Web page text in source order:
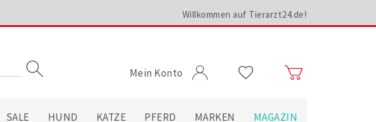
Willkommen auf Tierarzt24.de!
Mein Konto
SALE HUND KATZE PFERD MARKEN MAGAZIN